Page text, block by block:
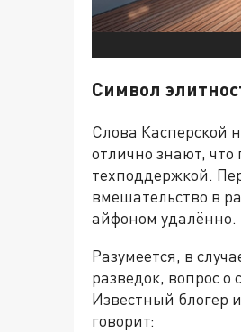
Символ
Слова Касперской
отлично знают, что
техподдержкой.
вмешательство в
айфоном удалённо.
Разумеется, в
разведок, вопрос
Известный блогер
говорит: